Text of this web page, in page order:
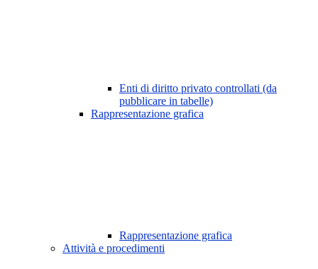
Enti di diritto privato controllati (da
pubblicare in tabelle)
Rappresentazione grafica
Rappresentazione grafica
Attività e procedimenti